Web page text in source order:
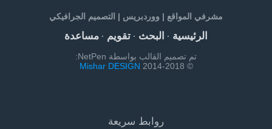
مشرفي المواقع | ووردبريس | التصميم الجرافيكي
الرئيسية· البحث· تقويم· مساعدة
تم تصميم القالب بواسطة NetPen:
© 2014-2018
Mishar DESIGN
روابط سريعة